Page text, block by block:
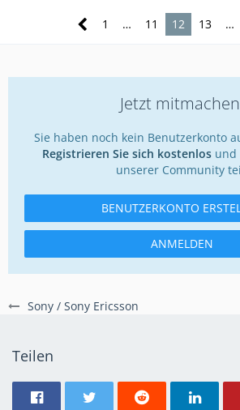
Sony / Sony Ericsson
1 … 11 12 13 …
Jetzt
Sie haben noch kein Benutzerkonto
Registrieren Sie sich kostenlosund
unserer Community
BENUTZERKONTO
ANMELDEN
Teilen